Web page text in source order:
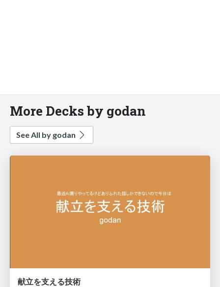
More Decks by godan
See All by godan
献立を支える技術